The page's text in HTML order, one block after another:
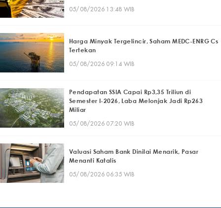
05/08/2026 13:48 WIB
Harga Minyak Tergelincir, Saham MEDC-ENRG Cs
Tertekan
05/08/2026 09:14 WIB
Pendapatan SSIA Capai Rp3,35 Triliun di
Semester I-2026, Laba Melonjak Jadi Rp263
Miliar
05/08/2026 07:20 WIB
Valuasi Saham Bank Dinilai Menarik, Pasar
Menanti Katalis
05/08/2026 06:35 WIB